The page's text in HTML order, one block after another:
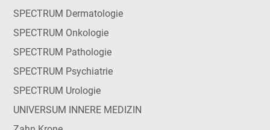
SPECTRUM Dermatologie
SPECTRUM Onkologie
SPECTRUM Pathologie
SPECTRUM Psychiatrie
SPECTRUM Urologie
UNIVERSUM INNERE MEDIZIN